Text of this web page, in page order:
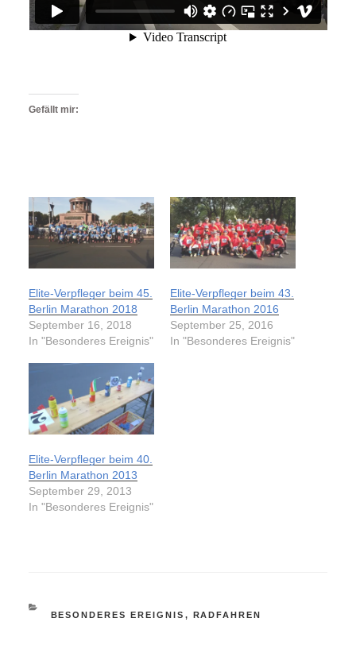
Gefällt mir:
Elite-Verpfleger beim 45.
Berlin Marathon 2018
September 16, 2018
In "Besonderes Ereignis"
Elite-Verpfleger beim 43.
Berlin Marathon 2016
September 25, 2016
In "Besonderes Ereignis"
Elite-Verpfleger beim 40.
Berlin Marathon 2013
September 29, 2013
In "Besonderes Ereignis"
KATEGORIEN
BESONDERES EREIGNIS , RADFAHREN